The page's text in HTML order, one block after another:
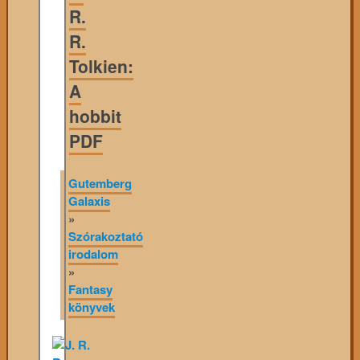
R.
R.
Tolkien:
A
hobbit
PDF
Gutemberg
Galaxis
»
Szórakoztató
irodalom
»
Fantasy
könyvek